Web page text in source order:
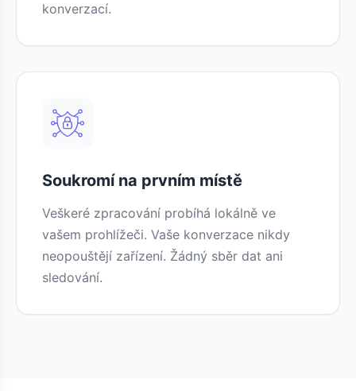
konverzací.
Soukromí na prvním místě
Veškeré zpracování probíhá lokálně ve
vašem prohlížeči. Vaše konverzace nikdy
neopouštějí zařízení. Žádný sběr dat ani
sledování.